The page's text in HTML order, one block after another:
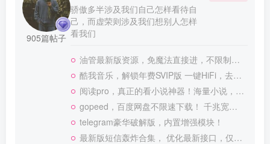
905篇帖子
骄傲多半涉及我们自己怎样看待自
己，而虚荣则涉及我们想别人怎样
看我们
油管最新版资源，免魔法直接进，不限制观看！
酷我音乐，解锁年费SVIP版 一键HiFi，去广告 免登录
阅读pro，真正的看小说神器！海量小说，可涩涩！
gopeed，百度网盘不限速下载！ 千兆宽带也可以跑满
telegram豪华破解版，内置增强模块！
最新版短信轰炸合集， 优化最新接口，仅供测试使用